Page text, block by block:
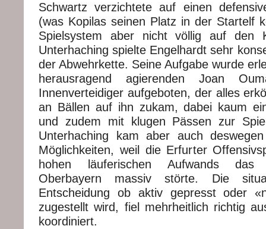
Schwartz verzichtete auf einen
(was Kopilas seinen Platz in der Startelf
Spielsystem aber nicht völlig auf den
Unterhaching spielte Engelhardt sehr
der Abwehrkette. Seine Aufgabe wurde
herausragend agierenden Joan
Innenverteidiger aufgeboten, der alles
an Bällen auf ihn zukam, dabei kaum
und zudem mit klugen Pässen zur
Unterhaching kam aber auch
Möglichkeiten, weil die Erfurter
hohen läuferischen Aufwands das
Oberbayern massiv störte. Die
Entscheidung ob aktiv gepresst oder
zugestellt wird, fiel mehrheitlich richtig
koordiniert.